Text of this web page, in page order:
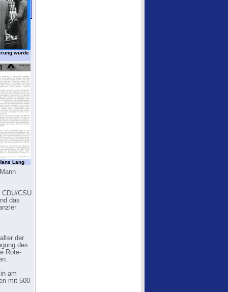
wurde
Lang
CSU
das
der
des
Rote-
am
mit 500